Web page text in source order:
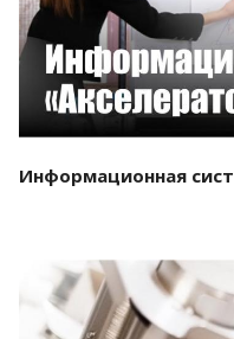
Информационная